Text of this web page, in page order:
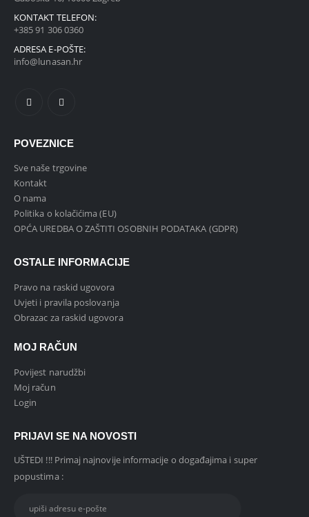
KONTAKT TELEFON:
+385 91 306 0360
ADRESA E-POŠTE:
info@lunasan.hr
POVEZNICE
Sve naše trgovine
Kontakt
O nama
Politika o kolačićima (EU)
OPĆA UREDBA O ZAŠTITI OSOBNIH PODATAKA (GDPR)
OSTALE INFORMACIJE
Pravo na raskid ugovora
Uvjeti i pravila poslovanja
Obrazac za raskid ugovora
MOJ RAČUN
Povijest narudžbi
Moj račun
Login
PRIJAVI SE NA NOVOSTI
UŠTEDI !!! Primaj najnovije informacije o događajima i super
popustima :